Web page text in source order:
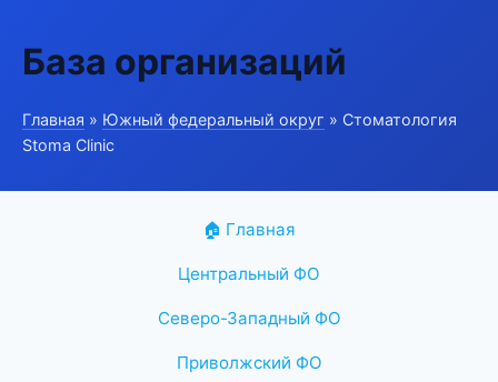
База организаций
Главная » Южный федеральный округ » Стоматология
Stoma Clinic
🏠 Главная
Центральный ФО
Северо-Западный ФО
Приволжский ФО